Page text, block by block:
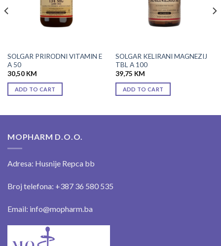
SOLGAR PRIRODNI VITAMIN E
A 50
30,50 KM
ADD TO CART
SOLGAR KELIRANI MAGNEZIJ
TBL A 100
39,75 KM
ADD TO CART
MOPHARM D.O.O.
Adresa: Husnije Repca bb
Broj telefona: +387 36 580 535
Email: info@mopharm.ba